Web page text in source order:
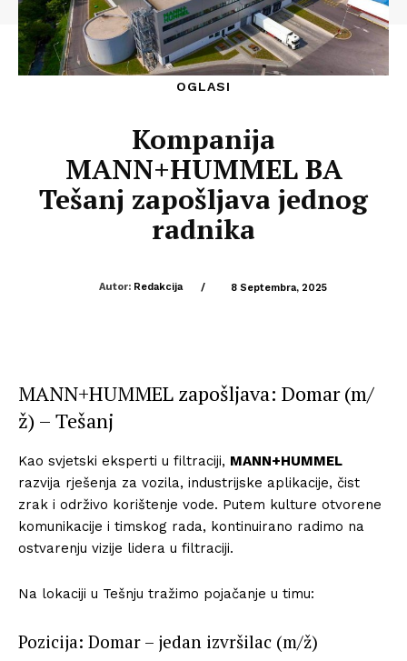
OGLASI
Kompanija
MANN+HUMMEL BA
Tešanj zapošljava jednog
radnika
Autor: Redakcija / 8 Septembra, 2025
MANN+HUMMEL zapošljava: Domar (m/
ž) – Tešanj
Kao svjetski eksperti u filtraciji, MANN+HUMMEL
razvija rješenja za vozila, industrijske aplikacije, čist
zrak i održivo korištenje vode. Putem kulture otvorene
komunikacije i timskog rada, kontinuirano radimo na
ostvarenju vizije lidera u filtraciji.
Na lokaciji u Tešnju tražimo pojačanje u timu:
Pozicija: Domar – jedan izvršilac (m/ž)